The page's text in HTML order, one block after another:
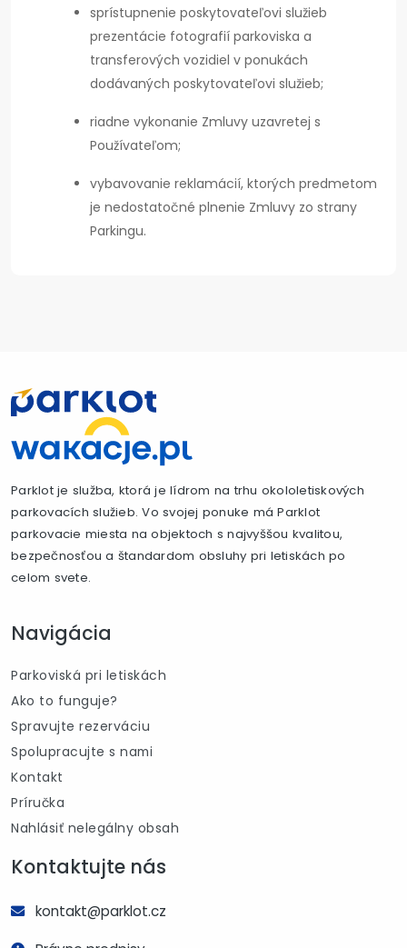
sprístupnenie poskytovateľovi služieb
prezentácie fotografií parkoviska a
transferových vozidiel v ponukách
dodávaných poskytovateľovi služieb;
riadne vykonanie Zmluvy uzavretej s
Používateľom;
vybavovanie reklamácií, ktorých predmetom
je nedostatočné plnenie Zmluvy zo strany
Parkingu.
Parklot je služba, ktorá je lídrom na trhu okololetiskových
parkovacích služieb. Vo svojej ponuke má Parklot
parkovacie miesta na objektoch s najvyššou kvalitou,
bezpečnosťou a štandardom obsluhy pri letiskách po
celom svete.
Navigácia
Parkoviská pri letiskách
Ako to funguje?
Spravujte rezerváciu
Spolupracujte s nami
Kontakt
Príručka
Nahlásiť nelegálny obsah
Kontaktujte nás
kontakt@parklot.cz